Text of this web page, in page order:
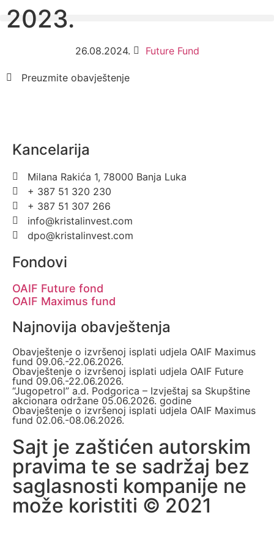
2023.
26.08.2024. Future Fund
Preuzmite obavještenje
Kancelarija
Milana Rakića 1, 78000 Banja Luka
+ 387 51 320 230
+ 387 51 307 266
info@kristalinvest.com
dpo@kristalinvest.com
Fondovi
OAIF Future fond
OAIF Maximus fund
Najnovija obavještenja
Obavještenje o izvršenoj isplati udjela OAIF Maximus
fund 09.06.-22.06.2026.
Obavještenje o izvršenoj isplati udjela OAIF Future
fund 09.06.-22.06.2026.
“Jugopetrol” a.d. Podgorica – Izvještaj sa Skupštine
akcionara održane 05.06.2026. godine
Obavještenje o izvršenoj isplati udjela OAIF Maximus
fund 02.06.-08.06.2026.
Sajt je zaštićen autorskim
pravima te se sadržaj bez
saglasnosti kompanije ne
može koristiti © 2021